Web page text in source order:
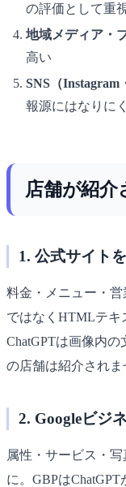
の評価として重
地域メディア・
高い
SNS（Instagram
報源にはなりに
店舗が紹介
1. 公式サイト
料金・メニュー・
ではなくHTMLテキ
ChatGPTは画像内
の店舗は紹介されま
2. Googleビジ
属性・サービス・
に。GBPは